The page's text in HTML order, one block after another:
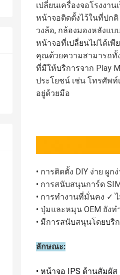
เปลี่ยนเครื่องจอโรงงา
หน้าจอติดตั้งไว้ในที่ปก
วงล้อ, กล้องมองหลังแบ
หน้าจอที่เปลี่ยนไม่ได้เ
คุณด้วยความสามารถทั้ง
ที่มีให้บริการจาก Play
ประโยชน์ เช่น โทรศัพท์
อยู่ด้วยมือ
• การติดตั้ง DIY ง่าย ผูก
• การสนับสนุนการ์ด
• การทํางานที่มั่นคง ✓
• ปุ่มและหมุน OEM ยังทํ
• มีการสนับสนุนโดยบริ
ลักษณะ:
• หน้าจอ IPS ด้านสัมผั